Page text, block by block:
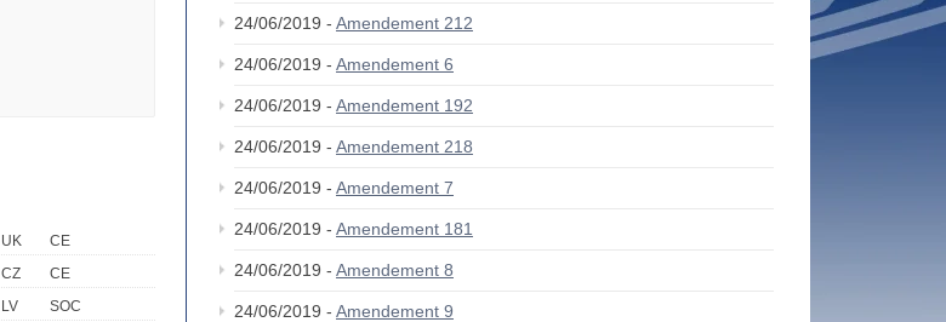
UK
CE
CZ
CE
LV
SOC
24/06/2019 - Amendement 212
24/06/2019 - Amendement 6
24/06/2019 - Amendement 192
24/06/2019 - Amendement 218
24/06/2019 - Amendement 7
24/06/2019 - Amendement 181
24/06/2019 - Amendement 8
24/06/2019 - Amendement 9